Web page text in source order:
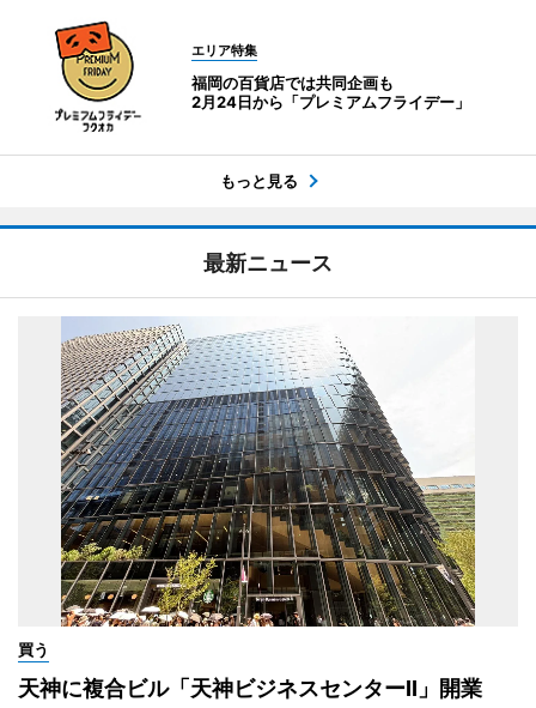
エリア特集
福岡の百貨店では共同企画も
2月24日から「プレミアムフライデー」
もっと見る
最新ニュース
買う
天神に複合ビル「天神ビジネスセンターII」開業